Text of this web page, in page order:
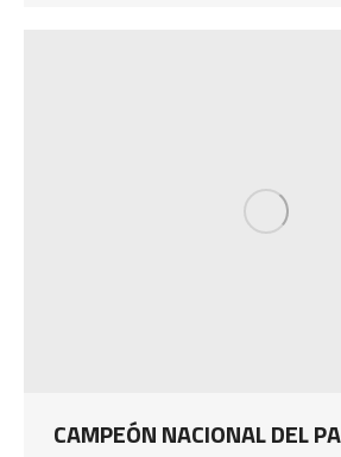
CAMPEÓN NACIONAL DEL